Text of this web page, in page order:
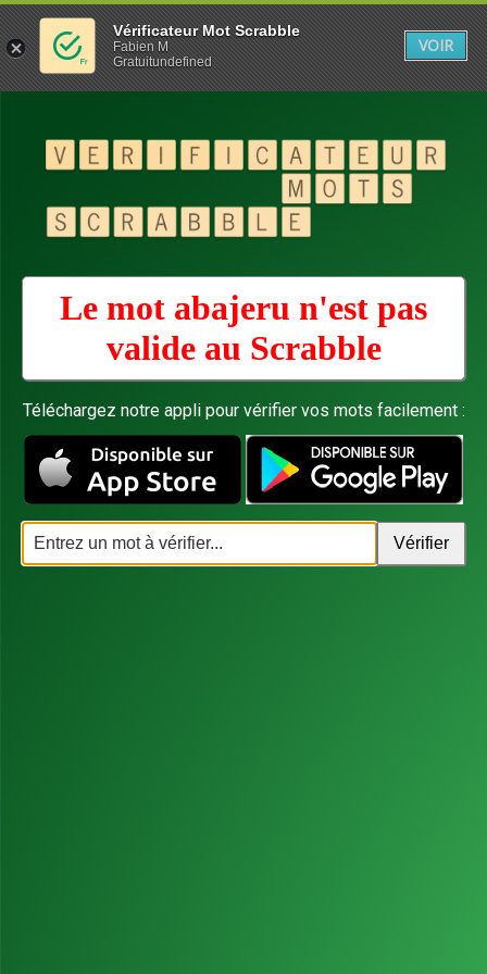
Le mot abajeru n'est pas
valide au Scrabble
Téléchargez notre appli pour vérifier vos mots facilement :
Vérificateur Mot Scrabble
Fabien M
Gratuitundefined
VOIR